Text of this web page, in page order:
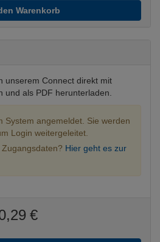
Warenkorb
unserem Connect direkt mit
und als PDF herunterladen.
System angemeldet. Sie werden
Login weitergeleitet.
Hier geht es zur
€